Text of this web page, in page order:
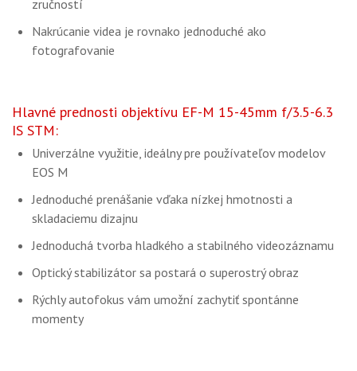
zručností
Nakrúcanie videa je rovnako jednoduché ako
fotografovanie
Hlavné prednosti objektívu EF-M 15-45mm f/3.5-6.3
IS STM:
Univerzálne využitie, ideálny pre používateľov modelov
EOS M
Jednoduché prenášanie vďaka nízkej hmotnosti a
skladaciemu dizajnu
Jednoduchá tvorba hladkého a stabilného videozáznamu
Optický stabilizátor sa postará o superostrý obraz
Rýchly autofokus vám umožní zachytiť spontánne
momenty